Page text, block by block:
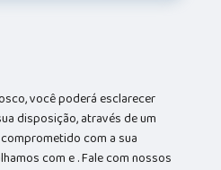
você poderá esclarecer
disposição, através de um
com a sua
com e . Fale com nossos